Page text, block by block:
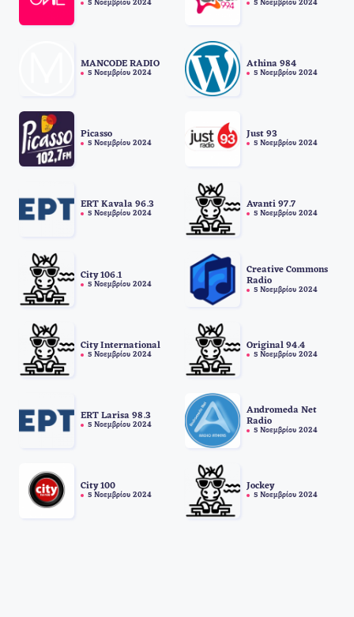
5 Νοεμβρίου 2024 5 Νοεμβρίου 2024
MANCODE RADIO
5 Νοεμβρίου 2024
Athina 984
5 Νοεμβρίου 2024
Picasso
5 Νοεμβρίου 2024
Just 93
5 Νοεμβρίου 2024
ERT Kavala 96.3
5 Νοεμβρίου 2024
Avanti 97.7
5 Νοεμβρίου 2024
City 106.1
5 Νοεμβρίου 2024
Creative Commons
Radio
5 Νοεμβρίου 2024
City International
5 Νοεμβρίου 2024
Original 94.4
5 Νοεμβρίου 2024
ERT Larisa 98.3
5 Νοεμβρίου 2024
Andromeda Net
Radio
5 Νοεμβρίου 2024
City 100
5 Νοεμβρίου 2024
Jockey
5 Νοεμβρίου 2024